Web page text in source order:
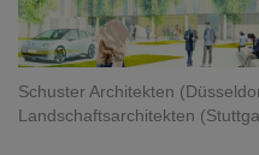
Schuster Architekten
Landschaftsarchitekten